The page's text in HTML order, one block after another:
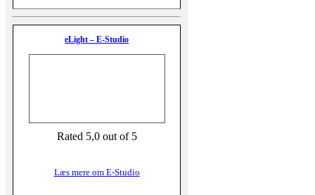
eLight – E-Studio
Rated 5,0 out of 5
Læs mere om E-Studio